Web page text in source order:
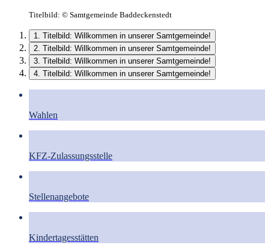
Titelbild: © Samtgemeinde Baddeckenstedt
1. Titelbild: Willkommen in unserer Samtgemeinde!
2. Titelbild: Willkommen in unserer Samtgemeinde!
3. Titelbild: Willkommen in unserer Samtgemeinde!
4. Titelbild: Willkommen in unserer Samtgemeinde!
Wahlen
KFZ-Zulassungsstelle
Stellenangebote
Kindertagesstätten